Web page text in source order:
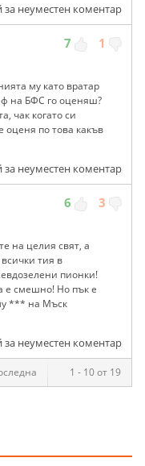
за неуместен коментар
7 1
му като вратар
на БФС го оценяш?
чак когато си
оценя по това какъв
за неуместен коментар
6 3
на целия свят, а
тия в
пионки!
е смешно! Но пък е
*** на Мъск
за неуместен коментар
1 - 10 от 19